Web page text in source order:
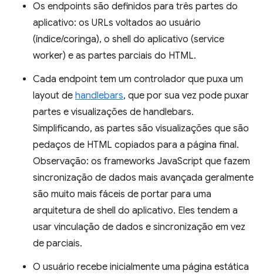
Os endpoints são definidos para três partes do
aplicativo: os URLs voltados ao usuário
(índice/coringa), o shell do aplicativo (service
worker) e as partes parciais do HTML.
Cada endpoint tem um controlador que puxa um
layout de handlebars, que por sua vez pode puxar
partes e visualizações de handlebars.
Simplificando, as partes são visualizações que são
pedaços de HTML copiados para a página final.
Observação: os frameworks JavaScript que fazem
sincronização de dados mais avançada geralmente
são muito mais fáceis de portar para uma
arquitetura de shell do aplicativo. Eles tendem a
usar vinculação de dados e sincronização em vez
de parciais.
O usuário recebe inicialmente uma página estática